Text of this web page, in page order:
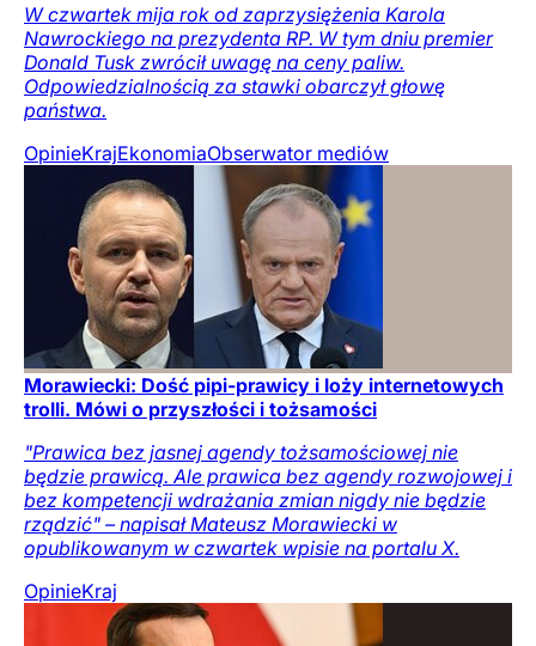
W czwartek mija rok od zaprzysiężenia Karola
Nawrockiego na prezydenta RP. W tym dniu premier
Donald Tusk zwrócił uwagę na ceny paliw.
Odpowiedzialnością za stawki obarczył głowę
państwa.
OpinieKrajEkonomiaObserwator mediów
Morawiecki: Dość pipi-prawicy i loży internetowych
trolli. Mówi o przyszłości i tożsamości
"Prawica bez jasnej agendy tożsamościowej nie
będzie prawicą. Ale prawica bez agendy rozwojowej i
bez kompetencji wdrażania zmian nigdy nie będzie
rządzić" – napisał Mateusz Morawiecki w
opublikowanym w czwartek wpisie na portalu X.
OpinieKraj